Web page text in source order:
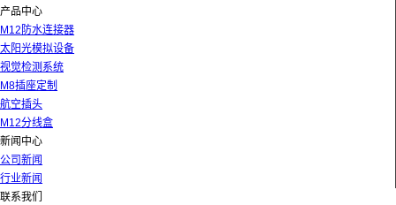
产品中心
M12防水连接器
太阳光模拟设备
视觉检测系统
M8插座定制
航空插头
M12分线盒
新闻中心
公司新闻
行业新闻
联系我们